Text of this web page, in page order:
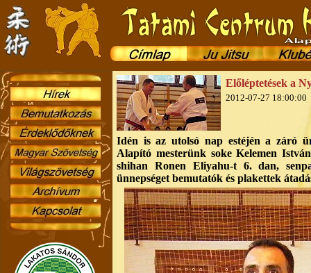
Előléptetések a
2012-07-27 18:00:00
Idén is az utolsó nap estéjén a záró
Alapító mesterünk soke Kelemen
shihan Ronen Eliyahu-t 6. dan,
ünnepséget bemutatók és plakettek